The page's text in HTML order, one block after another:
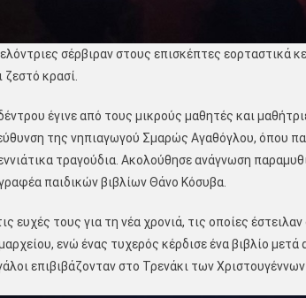
σέρβιραν στους επισκέπτες εορταστικά
κρασί.
έγινε από τους μικρούς μαθητές και
της νηπιαγωγού Σμαρώς Αγαθόγλου, όπου
τραγούδια. Ακολούθησε ανάγνωση
παιδικών βιβλίων Θάνο Κόσυβα.
ευχές τους για τη νέα χρονιά, τις οποίες
ενώ ένας τυχερός κέρδισε ένα βιβλίο
επιβιβάζονταν στο Τρενάκι των